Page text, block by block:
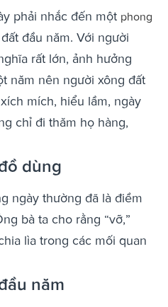
phải nhắc đến một phong
đầu năm. Với người
rất lớn, ảnh hưởng
năm nên người xông đất
mích, hiểu lầm, ngày
chỉ đi thăm họ hàng,
dùng
ngày thường đã là điềm
bà ta cho rằng “vỡ,”
lìa trong các mối quan
năm